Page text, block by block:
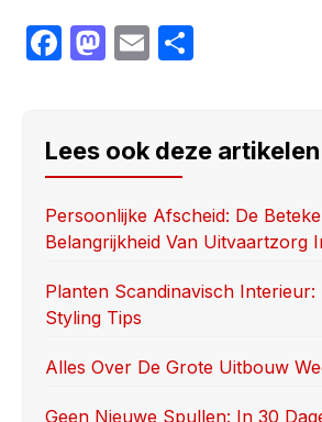
F
e
b
o
o
k
M
o
d
o
n
E
e
Lees ook deze artikelen
Persoonlijke Afscheid: De
Belangrijkheid Van Uitvaartzorg
Planten Scandinavisch Interieur:
Styling Tips
Alles Over De Grote Uitbouw
Geen Nieuwe Spullen: In 30